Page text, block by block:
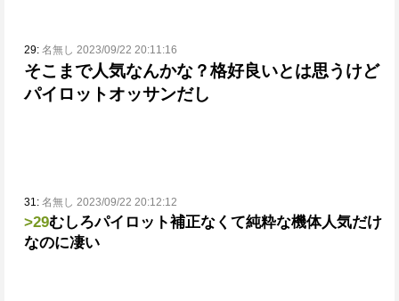
29: 名無し 2023/09/22 20:11:16
そこまで人気なんかな？格好良いとは思うけど
パイロットオッサンだし
31: 名無し 2023/09/22 20:12:12
>29むしろパイロット補正なくて純粋な機体人気だけ
なのに凄い